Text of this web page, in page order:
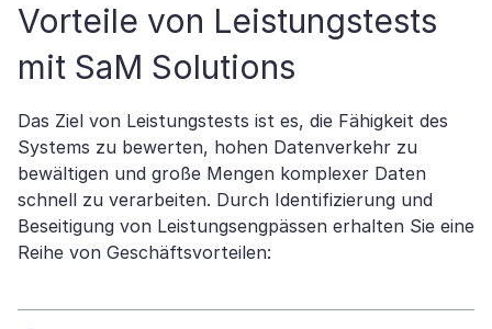
Vorteile von Leistungstests
mit SaM Solutions
Das Ziel von Leistungstests ist es, die Fähigkeit des
Systems zu bewerten, hohen Datenverkehr zu
bewältigen und große Mengen komplexer Daten
schnell zu verarbeiten. Durch Identifizierung und
Beseitigung von Leistungsengpässen erhalten Sie eine
Reihe von Geschäftsvorteilen: